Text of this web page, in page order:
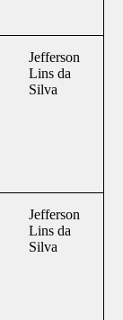
Jefferson
Lins da
Silva
Jefferson
Lins da
Silva